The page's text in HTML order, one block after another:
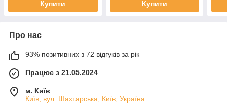
Купити Купити
Про нас
93% позитивних з 72 відгуків за рік
Працює з 21.05.2024
м. Київ
Київ, вул. Шахтарська, Київ, Україна